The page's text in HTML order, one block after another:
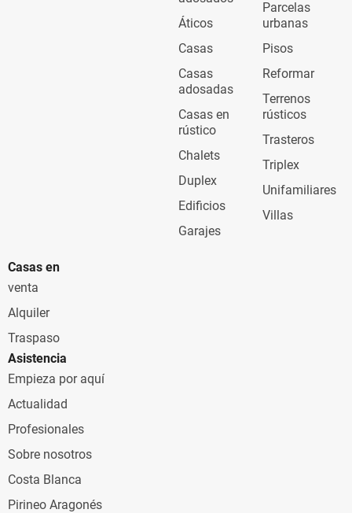
Áticos
Casas
Casas
adosadas
Casas en
rústico
Chalets
Duplex
Edificios
Garajes
Parcelas
urbanas
Pisos
Reformar
Terrenos
rústicos
Trasteros
Triplex
Unifamiliares
Villas
Casas en
venta
Alquiler
Traspaso
Asistencia
Empieza por aquí
Actualidad
Profesionales
Sobre nosotros
Costa Blanca
Pirineo Aragonés